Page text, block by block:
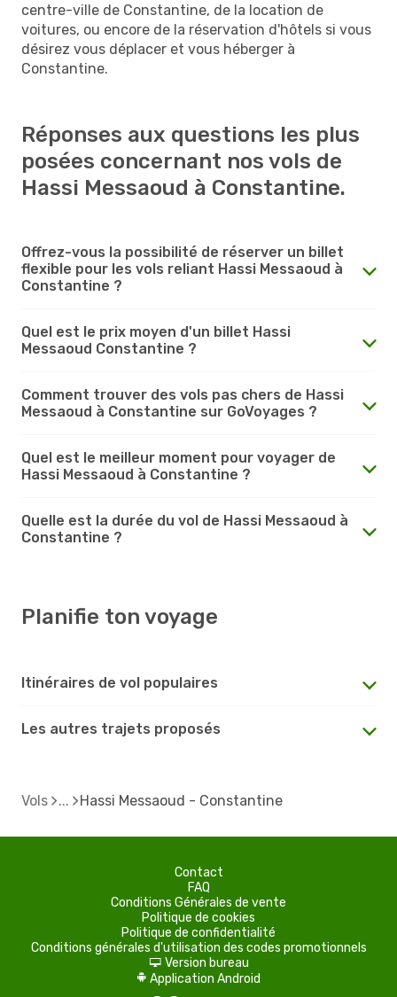
centre-ville de Constantine, de la location de
voitures, ou encore de la réservation d'hôtels si vous
désirez vous déplacer et vous héberger à
Constantine.
Réponses aux questions les plus
posées concernant nos vols de
Hassi Messaoud à Constantine.
Offrez-vous la possibilité de réserver un billet
flexible pour les vols reliant Hassi Messaoud à
Constantine ?
Quel est le prix moyen d'un billet Hassi
Messaoud Constantine ?
Comment trouver des vols pas chers de Hassi
Messaoud à Constantine sur GoVoyages ?
Quel est le meilleur moment pour voyager de
Hassi Messaoud à Constantine ?
Quelle est la durée du vol de Hassi Messaoud à
Constantine ?
Planifie ton voyage
Itinéraires de vol populaires
Les autres trajets proposés
Vols Hassi Messaoud - Constantine
Contact
FAQ
Conditions Générales de vente
Politique de cookies
Politique de confidentialité
Conditions générales d'utilisation des codes promotionnels
d Version bureau
A Application Android